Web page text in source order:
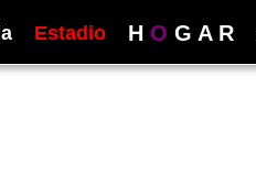
Estadio H O G A R